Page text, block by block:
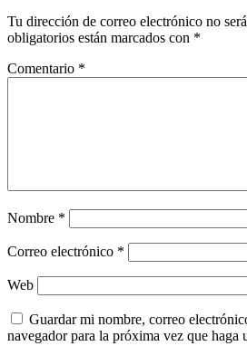
Tu dirección de correo electrónico no
obligatorios están marcados con *
Comentario *
Nombre *
Correo electrónico *
Web
Guardar mi nombre, correo
navegador para la próxima vez que haga